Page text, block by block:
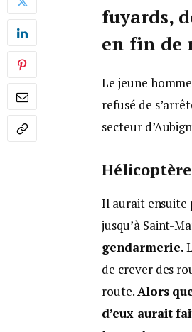
fuyards,
en fin de
Le jeune
refusé de
secteur
Il aurait ensuite
jusqu’à Saint-
gendarmerie.
de crever des
route.Alors
d’eux aurait